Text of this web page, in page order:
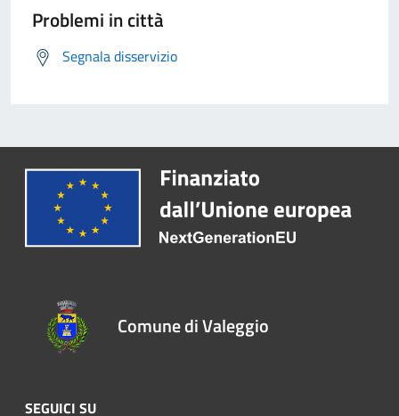
Problemi in città
Segnala disservizio
Comune di Valeggio
SEGUICI SU